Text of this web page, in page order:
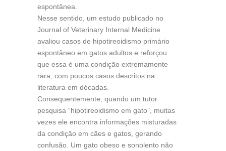
espontânea.
Nesse sentido, um estudo publicado no
Journal of Veterinary Internal Medicine
avaliou casos de hipotireoidismo primário
espontâneo em gatos adultos e reforçou
que essa é uma condição extremamente
rara, com poucos casos descritos na
literatura em décadas.
Consequentemente, quando um tutor
pesquisa “hipotireoidismo em gato”, muitas
vezes ele encontra informações misturadas
da condição em cães e gatos, gerando
confusão. Um gato obeso e sonolento não